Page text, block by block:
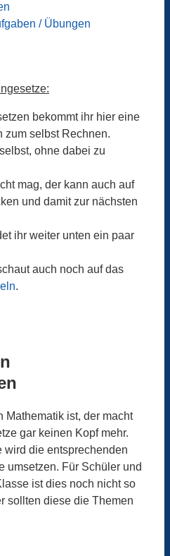
/ Übungen
bekommt ihr hier eine
zum selbst Rechnen.
ohne dabei zu
mag, der kann auch auf
und damit zur nächsten
ihr weiter unten ein paar
auch noch auf das
.
Mathematik ist, der macht
gar keinen Kopf mehr.
wird die entsprechenden
umsetzen. Für Schüler und
ist dies noch nicht so
sollten diese die Themen